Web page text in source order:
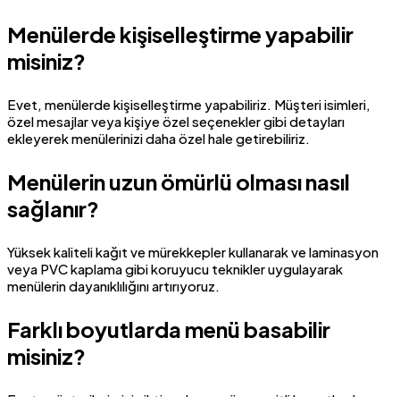
Menülerde kişiselleştirme yapabilir
misiniz?
Evet, menülerde kişiselleştirme yapabiliriz. Müşteri isimleri,
özel mesajlar veya kişiye özel seçenekler gibi detayları
ekleyerek menülerinizi daha özel hale getirebiliriz.
Menülerin uzun ömürlü olması nasıl
sağlanır?
Yüksek kaliteli kağıt ve mürekkepler kullanarak ve laminasyon
veya PVC kaplama gibi koruyucu teknikler uygulayarak
menülerin dayanıklılığını artırıyoruz.
Farklı boyutlarda menü basabilir
misiniz?